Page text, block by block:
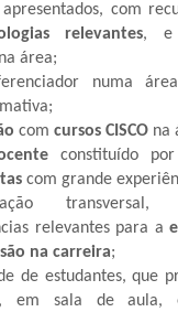
com
relevantes, e
área;
numa
com cursos CISCO na
constituído por
com grande
relevantes para a
na carreira;
de estudantes, que
em sala de aula,